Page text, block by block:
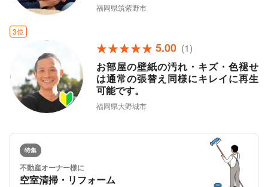
福岡県筑紫野市
3位
5.00 (1)
お部屋の壁紙の汚れ・キズ・色褪せ
は通常の張替え同様にキレイに再生
可能です。
福岡県大野城市
特集
不動産オーナー様に
空室清掃・リフォーム